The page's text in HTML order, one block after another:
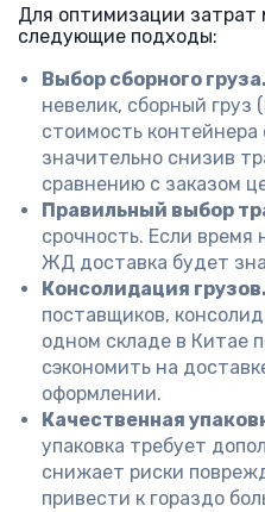
Для оптимизации затрат
следующие подходы:
Выбор сборного груза.
невелик, сборный груз
стоимость
значительно снизив
сравнению с заказом
Правильный выбор
срочность. Если время
ЖД доставка будет
Консолидация грузов.
поставщиков,
одном складе в Китае
сэкономить на
оформлении.
Качественная
упаковка требует
снижает риски
привести к гораздо